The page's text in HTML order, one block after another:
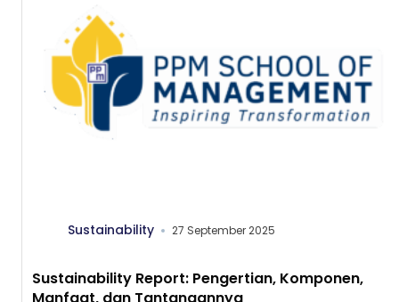
Sustainability 27 September 2025
Sustainability Report: Pengertian, Komponen,